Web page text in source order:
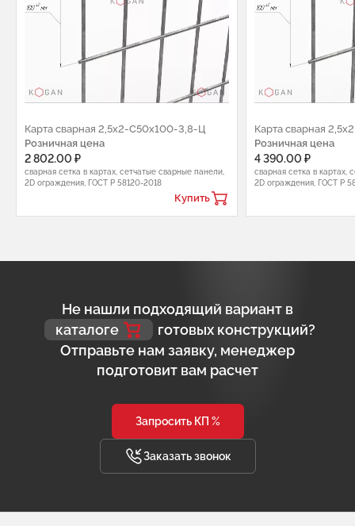
Карта сварная 2,5х2-С50х100-3,8-Ц
Розничная цена
2 802.00 ₽
сварная сетка в картах, сетчатые сварные панели,
2D ограждения, ГОСТ Р 58120-2018
Купить
Карта сварная
Розничная цена
4 390.00 ₽
сварная сетка в картах,
2D ограждения, ГОСТ Р
Не нашли подходящий вариант в
каталоге
готовых конструкций?
Отправьте нам заявку, менеджер
подготовит вам расчет
Запросить КП %
Заказать звонок